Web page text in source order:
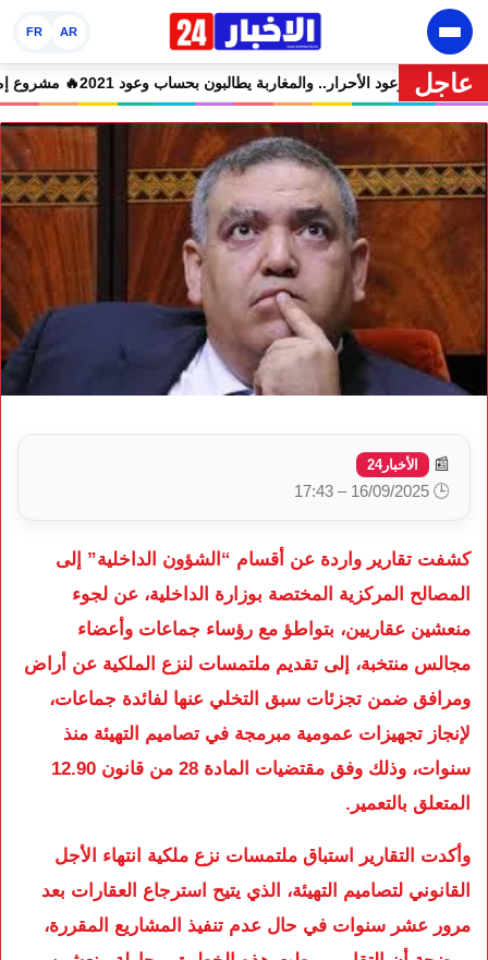
AR
FR
عاجل
المتهمين في حالة سراح🔥 شوكي يعيد وعود الأحرار.. والمغاربة يطالبون بحساب
📰 الأخبار24
🕒 16/09/2025 – 17:43
كشفت تقارير واردة عن أقسام “الشؤون الداخلية” إلى
المصالح المركزية المختصة بوزارة الداخلية، عن لجوء
منعشين عقاريين، بتواطؤ مع رؤساء جماعات وأعضاء
مجالس منتخبة، إلى تقديم ملتمسات لنزع الملكية عن أراض
ومرافق ضمن تجزئات سبق التخلي عنها لفائدة جماعات،
لإنجاز تجهيزات عمومية مبرمجة في تصاميم التهيئة منذ
سنوات، وذلك وفق مقتضيات المادة 28 من قانون 12.90
المتعلق بالتعمير.
وأكدت التقارير استباق ملتمسات نزع ملكية انتهاء الأجل
القانوني لتصاميم التهيئة، الذي يتيح استرجاع العقارات بعد
مرور عشر سنوات في حال عدم تنفيذ المشاريع المقررة،